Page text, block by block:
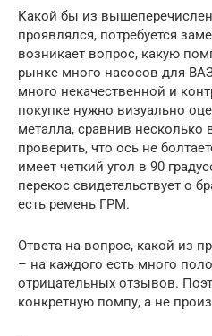
Какой бы из
проявлялся, потребуется
возникает вопрос, какую
рынке много насосов для
много некачественной и
покупке нужно визуально
металла, сравнив несколько
проверить, что ось не
имеет четкий угол в 90
перекос свидетельствует о
есть ремень ГРМ.
Ответа на вопрос, какой из
– на каждого есть много
отрицательных отзывов.
конкретную помпу, а не